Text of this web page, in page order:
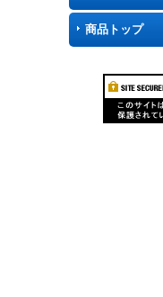
商品トップ